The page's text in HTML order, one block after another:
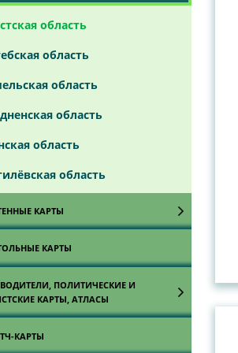
область
область
область
область
область
область
КАРТЫ
дорог
дорог
Беларусь
Беларусь по
КАРТЫ
ПОЛИТИЧЕСКИЕ И
КАРТЫ, АТЛАСЫ
и туристские
КАРТЫ